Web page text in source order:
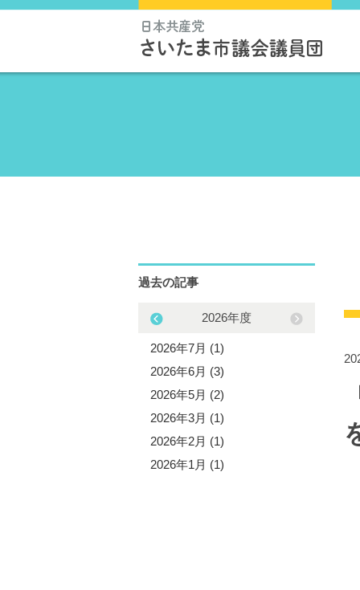
過去の記事
2026年度
2026年7月 (1)
2026年6月 (3)
2026年5月 (2)
2026年3月 (1)
2026年2月 (1)
2026年1月 (1)